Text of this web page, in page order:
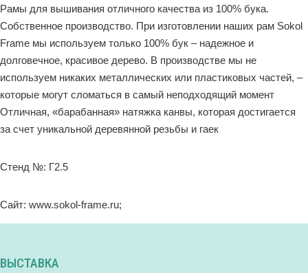
Рамы для вышивания отличного качества из 100% бука.
Собственное производство. При изготовлении наших рам Sokol
Frame мы используем только 100% бук – надежное и
долговечное, красивое дерево. В производстве мы не
используем никаких металлических или пластиковых частей, –
которые могут сломаться в самый неподходящий момент
Отличная, «барабанная» натяжка канвы, которая достигается
за счет уникальной деревянной резьбы и гаек
Стенд №: Г2.5
Сайт: www.sokol-frame.ru;
ВЫСТАВКА